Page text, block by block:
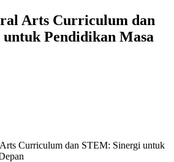
Arts Curriculum dan
Pendidikan Masa
Curriculum dan STEM: Sinergi untuk